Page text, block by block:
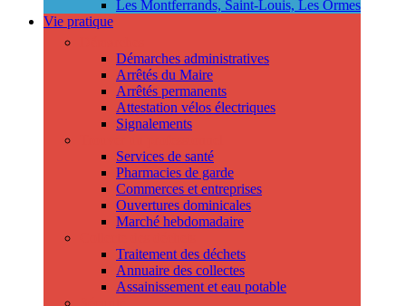
Les Montferrands, Saint-Louis, Les Ormes
Vie pratique
Démarches administratives
Arrêtés du Maire
Arrêtés permanents
Attestation vélos électriques
Signalements
Services de santé
Pharmacies de garde
Commerces et entreprises
Ouvertures dominicales
Marché hebdomadaire
Traitement des déchets
Annuaire des collectes
Assainissement et eau potable